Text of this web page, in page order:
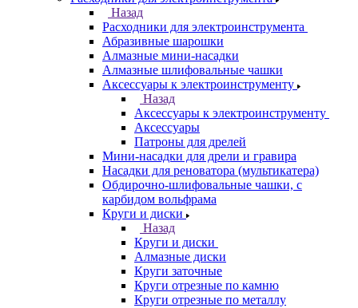
Назад
Расходники для электроинструмента
Абразивные шарошки
Алмазные мини-насадки
Алмазные шлифовальные чашки
Аксессуары к электроинструменту
Назад
Аксессуары к электроинструменту
Аксессуары
Патроны для дрелей
Мини-насадки для дрели и гравира
Насадки для реноватора (мультикатера)
Обдирочно-шлифовальные чашки, с
карбидом вольфрама
Круги и диски
Назад
Круги и диски
Алмазные диски
Круги заточные
Круги отрезные по камню
Круги отрезные по металлу